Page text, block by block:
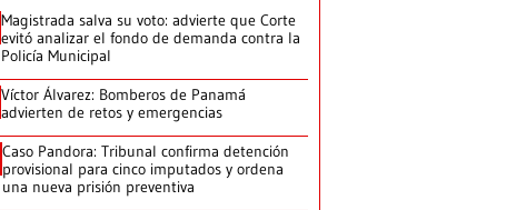
Magistrada salva su voto: advierte que Corte
evitó analizar el fondo de demanda contra la
Policía Municipal
Víctor Álvarez: Bomberos de Panamá
advierten de retos y emergencias
Caso Pandora: Tribunal confirma detención
provisional para cinco imputados y ordena
una nueva prisión preventiva